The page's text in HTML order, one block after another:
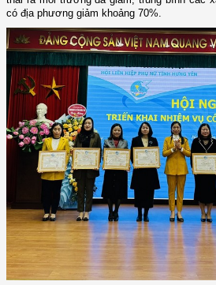
có địa phương giảm khoảng 70%.